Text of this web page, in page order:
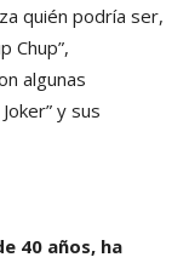
quién podría ser,
Chup”,
algunas
y sus
40 años, ha